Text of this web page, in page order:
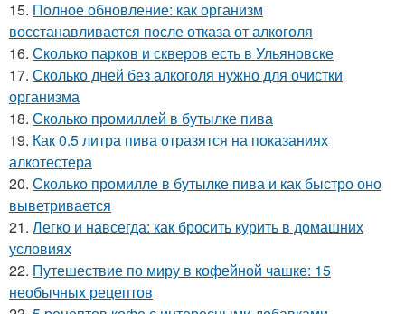
15. Полное обновление: как организм
восстанавливается после отказа от алкоголя
16. Сколько парков и скверов есть в Ульяновске
17. Сколько дней без алкоголя нужно для очистки
организма
18. Сколько промиллей в бутылке пива
19. Как 0.5 литра пива отразятся на показаниях
алкотестера
20. Сколько промилле в бутылке пива и как быстро оно
выветривается
21. Легко и навсегда: как бросить курить в домашних
условиях
22. Путешествие по миру в кофейной чашке: 15
необычных рецептов